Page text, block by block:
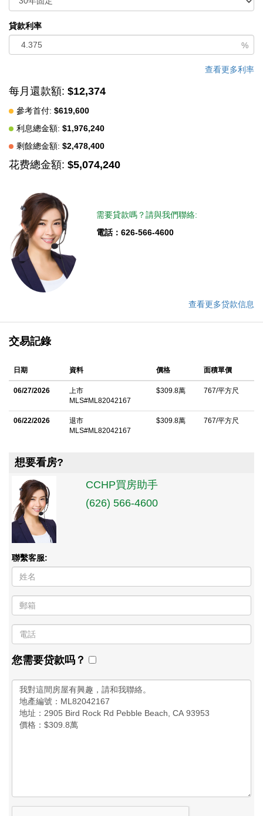
貸款利率
%
查看更多利率
每月還款額: $12,374
參考首付: $619,600
利息總金額: $1,976,240
剩餘總金額: $2,478,400
花费總金額: $5,074,240
需要貸款嗎？請與我們聯絡:
電話：626-566-4600
查看更多贷款信息
交易記錄
日期 資料 價格 面積單價
06/27/2026
上市
MLS#ML82042167
$309.8萬 767/平方尺
06/22/2026
退市
MLS#ML82042167
$309.8萬 767/平方尺
想要看房?
CCHP買房助手
(626) 566-4600
聯繫客服:
您需要贷款吗？